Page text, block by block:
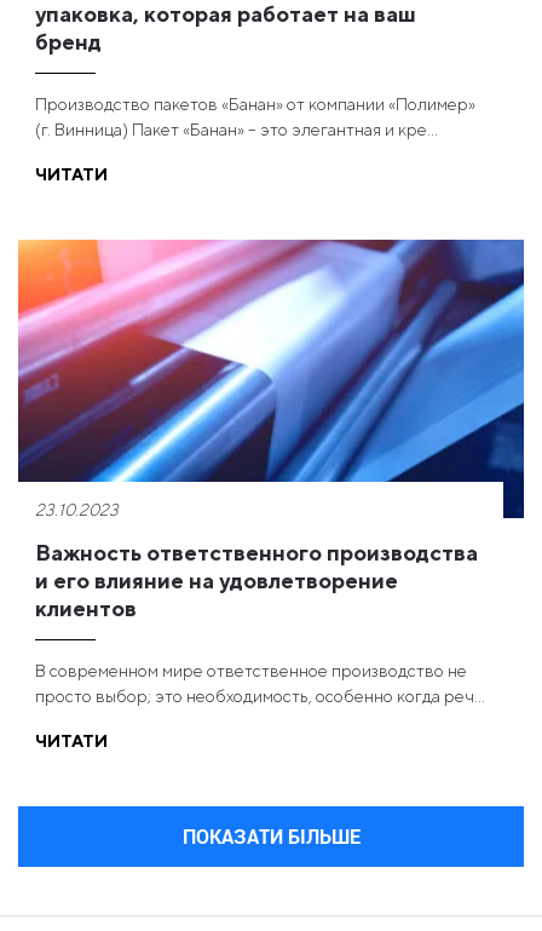
упаковка, которая работает на ваш
бренд
Производство пакетов «Банан» от компании «Полимер»
(г. Винница) Пакет «Банан» – это элегантная и кре...
ЧИТАТИ
23.10.2023
Важность ответственного производства
и его влияние на удовлетворение
клиентов
В современном мире ответственное производство не
просто выбор; это необходимость, особенно когда реч...
ЧИТАТИ
ПОКАЗАТИ БІЛЬШЕ